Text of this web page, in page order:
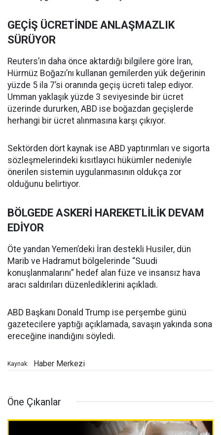
GEÇİŞ ÜCRETİNDE ANLAŞMAZLIK
SÜRÜYOR
Reuters’ın daha önce aktardığı bilgilere göre İran,
Hürmüz Boğazı’nı kullanan gemilerden yük değerinin
yüzde 5 ila 7’si oranında geçiş ücreti talep ediyor.
Umman yaklaşık yüzde 3 seviyesinde bir ücret
üzerinde dururken, ABD ise boğazdan geçişlerde
herhangi bir ücret alınmasına karşı çıkıyor.
Sektörden dört kaynak ise ABD yaptırımları ve sigorta
sözleşmelerindeki kısıtlayıcı hükümler nedeniyle
önerilen sistemin uygulanmasının oldukça zor
olduğunu belirtiyor.
BÖLGEDE ASKERİ HAREKETLİLİK DEVAM
EDİYOR
Öte yandan Yemen’deki İran destekli Husiler, dün
Marib ve Hadramut bölgelerinde “Suudi
konuşlanmalarını” hedef alan füze ve insansız hava
aracı saldırıları düzenlediklerini açıkladı.
ABD Başkanı Donald Trump ise perşembe günü
gazetecilere yaptığı açıklamada, savaşın yakında sona
ereceğine inandığını söyledi.
Kaynak: Haber Merkezi
Öne Çıkanlar